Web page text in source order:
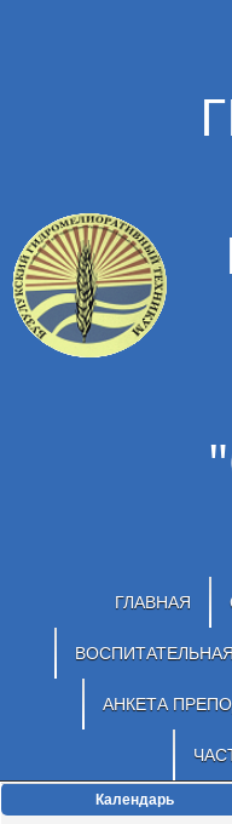
ГЛАВНАЯ
АНКЕТА
Календарь